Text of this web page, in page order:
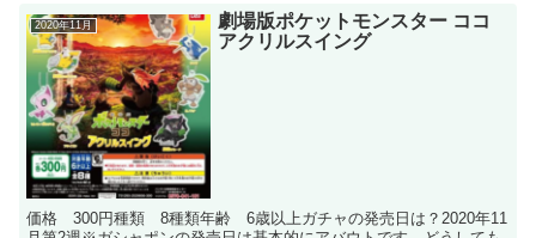
2020年11月
劇場版ポケットモンスター ココ
アクリルスイング
価格 300円種類 8種類年齢 6歳以上ガチャの発売日は？2020年11